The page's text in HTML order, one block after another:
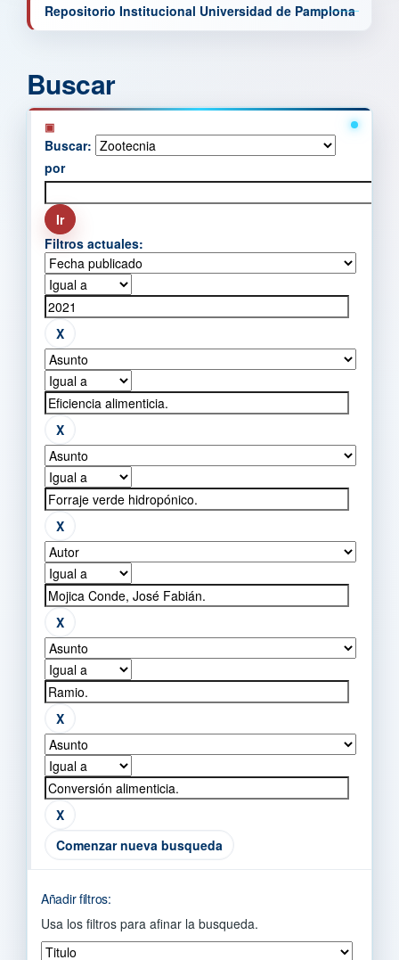
Repositorio Institucional Universidad de Pamplona
Buscar
Buscar:
por
Filtros actuales:
Comenzar nueva busqueda
Añadir filtros:
Usa los filtros para afinar la busqueda.